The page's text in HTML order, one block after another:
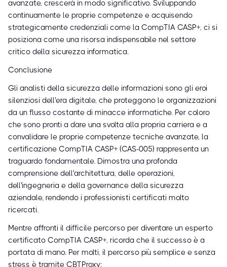
avanzate, crescerà in modo significativo. Sviluppando
continuamente le proprie competenze e acquisendo
strategicamente credenziali come la CompTIA CASP+, ci si
posiziona come una risorsa indispensabile nel settore
critico della sicurezza informatica.
Conclusione
Gli analisti della sicurezza delle informazioni sono gli eroi
silenziosi dell'era digitale, che proteggono le organizzazioni
da un flusso costante di minacce informatiche. Per coloro
che sono pronti a dare una svolta alla propria carriera e a
convalidare le proprie competenze tecniche avanzate, la
certificazione CompTIA CASP+ (CAS-005) rappresenta un
traguardo fondamentale. Dimostra una profonda
comprensione dell'architettura, delle operazioni,
dell'ingegneria e della governance della sicurezza
aziendale, rendendo i professionisti certificati molto
ricercati.
Mentre affronti il difficile percorso per diventare un esperto
certificato CompTIA CASP+, ricorda che il successo è a
portata di mano. Per molti, il percorso più semplice e senza
stress è tramite CBTProxy: